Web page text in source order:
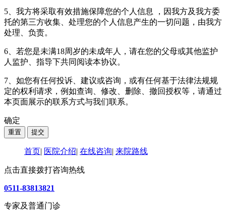
5、我方将采取有效措施保障您的个人信息 ，因我方及我方委
托的第三方收集、处理您的个人信息产生的一切问题，由我方
处理、负责。
6、若您是未满18周岁的未成年人，请在您的父母或其他监护
人监护、指导下共同阅读本协议。
7、如您有任何投诉、建议或咨询，或有任何基于法律法规规
定的权利请求，例如查询、修改、删除、撤回授权等，请通过
本页面展示的联系方式与我们联系。
确定
首页 医院介绍 在线咨询 来院路线
点击直接拨打咨询热线
0511-83813821
专家及普通门诊